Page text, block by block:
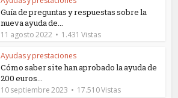
Guía de preguntas y respuestas sobre la
nueva ayuda de...
11 agosto 2022 1.431 Vistas
Ayudas y prestaciones
Cómo saber si te han aprobado la ayuda de
200 euros...
10 septiembre 2023 17.510 Vistas